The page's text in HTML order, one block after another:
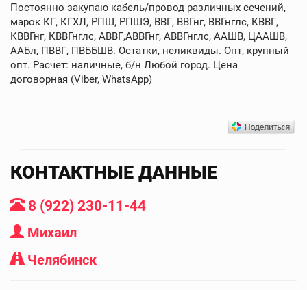
Постоянно закупаю кабель/провод различных сечений,
марок КГ, КГХЛ, РПШ, РПШЭ, ВВГ, ВВГнг, ВВГнглс, КВВГ,
КВВГнг, КВВГнглс, АВВГ,АВВГнг, АВВГнглс, ААШВ, ЦААШВ,
ААБл, ПВВГ, ПВББШВ. Остатки, неликвиды. Опт, крупный
опт. Расчет: наличные, б/н Любой город. Цена
договорная (Viber, WhatsApp)
КОНТАКТНЫЕ ДАННЫЕ
8 (922) 230-11-44
Михаил
Челябинск